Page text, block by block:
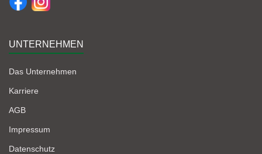
UNTERNEHMEN
Das Unternehmen
Karriere
AGB
Impressum
Datenschutz